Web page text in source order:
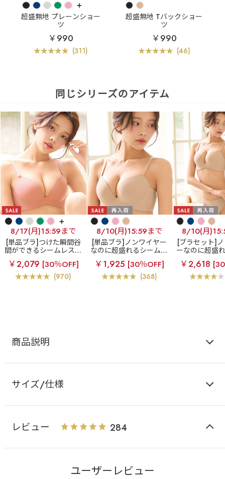
+
超盛無地 プレーンショー
ツ
￥990
(311)
超盛無地 Tバックショー
ツ
￥990
(46)
同じシリーズのアイテム
+
8/17(月)15:59まで
[単品ブラ]つけた瞬間谷
間ができるシームレスブ
ラ
超盛ブラ(R) シーム
レス 単品ブラジャー
￥2,079 [30％OFF]
(970)
8/10(月)15:59まで
[単品ブラ]ノンワイヤー
なのに超盛れるシームレ
スブラ
【WEB限定】ノ
ンワイヤー 超盛ブラ(R)
シームレス 単品ブラジャ
ー
￥1,925 [30％OFF]
(368)
8/10(月
[ブラセット]
ーなのに超盛
レスブラ
【
ノンワイヤー
(R) シームレ
ー&ショ
￥2,618
商品説明
サイズ/仕様
レビュー 284
ユーザーレビュー